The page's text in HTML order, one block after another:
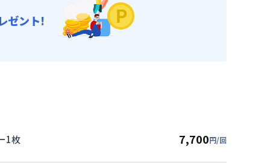
ゼント!
1枚 7,700円/回